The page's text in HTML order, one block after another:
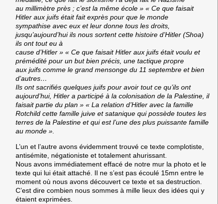
au millimètre près ; c’est la même école » « Ce que faisait
Hitler aux juifs était fait exprès pour que le monde
sympathise avec eux et leur donne tous les droits,
jusqu’aujourd’hui ils nous sortent cette histoire d’Hitler (Shoa)
ils ont tout eu à
cause d’Hitler » « Ce que faisait Hitler aux juifs était voulu et
prémédité pour un but bien précis, une tactique propre
aux juifs comme le grand mensonge du 11 septembre et bien
d’autres…
Ils ont sacrifiés quelques juifs pour avoir tout ce qu’ils ont
aujourd’hui, Hitler a participé à la colonisation de la Palestine, il
faisait partie du plan » « La relation d’Hitler avec la famille
Rotchild cette famille juive et satanique qui possède toutes les
terres de la Palestine et qui est l’une des plus puissante famille
au monde ».
L’un et l’autre avons évidemment trouvé ce texte complotiste,
antisémite, négationiste et totalement ahurissant.
Nous avons immédiatement effacé de notre mur la photo et le
texte qui lui était attaché. Il ne s’est pas écoulé 15mn entre le
moment où nous avons découvert ce texte et sa destruction.
C’est dire combien nous sommes à mille lieux des idées qui y
étaient exprimées.